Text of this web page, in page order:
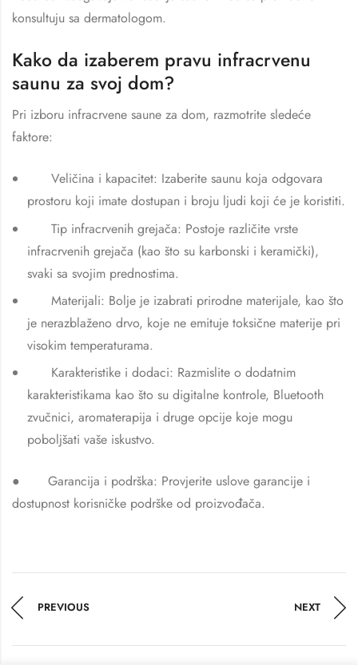
konsultuju sa dermatologom.
Kako da izaberem pravu infracrvenu
saunu za svoj dom?
Pri izboru infracrvene saune za dom, razmotrite sledeće
faktore:
Veličina i kapacitet: Izaberite saunu koja odgovara
prostoru koji imate dostupan i broju ljudi koji će je koristiti.
Tip infracrvenih grejača: Postoje različite vrste
infracrvenih grejača (kao što su karbonski i keramički),
svaki sa svojim prednostima.
Materijali: Bolje je izabrati prirodne materijale, kao što
je nerazblaženo drvo, koje ne emituje toksične materije pri
visokim temperaturama.
Karakteristike i dodaci: Razmislite o dodatnim
karakteristikama kao što su digitalne kontrole, Bluetooth
zvučnici, aromaterapija i druge opcije koje mogu
poboljšati vaše iskustvo.
●
Garancija i podrška: Provjerite uslove garancije i
dostupnost korisničke podrške od proizvođača.
PREVIOUS NEXT